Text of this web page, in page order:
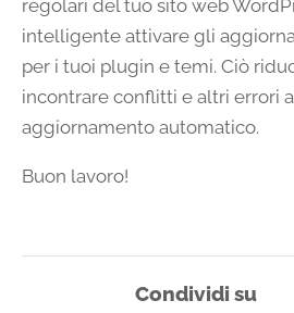
regolari del tuo sito web
intelligente attivare gli
per i tuoi plugin e temi. Ciò
incontrare conflitti e altri errori
aggiornamento automatico.
Buon lavoro!
Condividi su